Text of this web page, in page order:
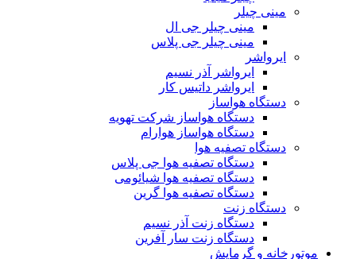
مینی چیلر
مینی چیلر جی ال
مینی چیلر جی پلاس
ایرواشر
ایرواشر آذر نسیم
ایرواشر داتیس کار
دستگاه هواساز
دستگاه هواساز شرکت تهویه
دستگاه هواساز هوارام
دستگاه تصفیه هوا
دستگاه تصفیه هوا جی پلاس
دستگاه تصفیه هوا شیائومی
دستگاه تصفیه هوا گرین
دستگاه زنت
دستگاه زنت آذر نسیم
دستگاه زنت سار آفرین
موتورخانه و گرمایش